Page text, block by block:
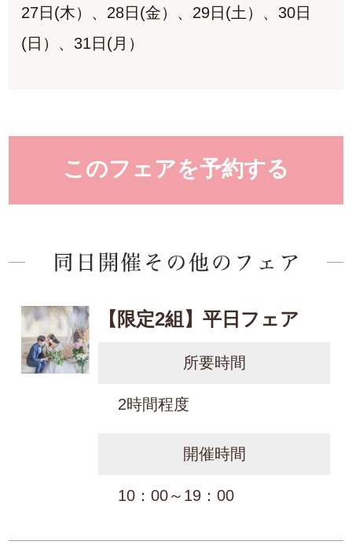
27日(木）、28日(金）、29日(土）、30日
(日）、31日(月）
このフェアを予約する
【限定2組】平日フェア
所要時間
2時間程度
開催時間
10：00～19：00